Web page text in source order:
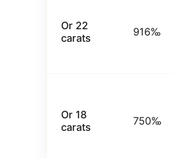
Or 22
carats
916‰
Or 18
carats
750‰